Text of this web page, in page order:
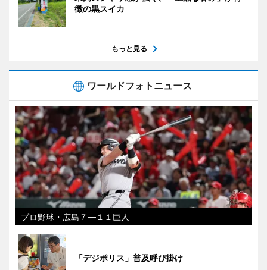
徴の黒スイカ
もっと見る
ワールドフォトニュース
プロ野球・広島７―１１巨人
「デジポリス」普及呼び掛け